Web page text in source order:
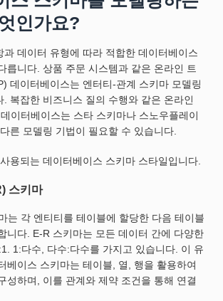
인가요?
과 데이터 유형에 따라 적합한 데이터베이스
릅니다. 상품 주문 시스템과 같은 온라인 트
데이터베이스는 엔터티-관계 스키마 모델링
. 복잡한 비즈니스 질의 수행와 같은 온라인
이터베이스는 스타 스키마나 스노우플레이
른 모델링 기법이 필요할 수 있습니다.
용되는 데이터베이스 스키마 스타일입니다.
스키마
는 각 엔티티를 테이블에 할당한 다음 테이블
니다. E-R 스키마는 모든 데이터 간에 다양한
1:다수, 다수:다수를 가지고 있습니다. 이 유
베이스 스키마는 테이블, 열, 행을 활용하여
성하며, 이를 관계와 제약 조건을 통해 연결